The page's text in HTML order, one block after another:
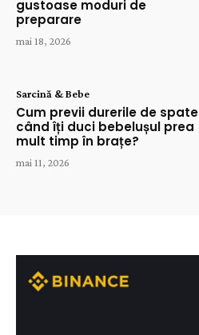
gustoase moduri de
preparare
mai 18, 2026
Sarcină & Bebe
Cum previi durerile de spate
când îți duci bebelușul prea
mult timp în brațe?
mai 11, 2026